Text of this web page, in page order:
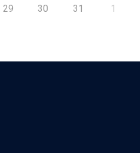
29 30 31 1